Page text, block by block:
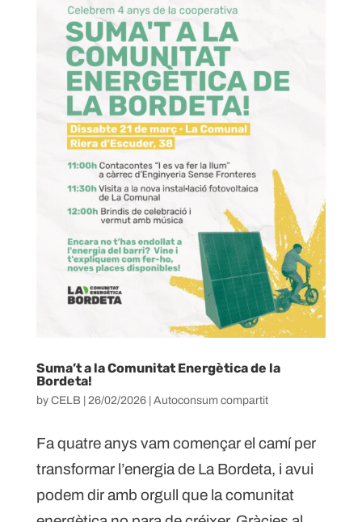
Suma’t a la Comunitat Energètica de la
Bordeta!
by CELB 26/02/2026| Autoconsum compartit
Fa quatre anys vam començar el camí per
transformar l’energia de La Bordeta, i avui
podem dir amb orgull que la comunitat